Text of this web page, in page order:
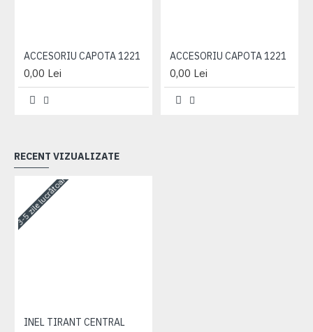
ACCESORIU CAPOTA 1221
0,00 Lei
ACCESORIU CAPOTA 1221
0,00 Lei
RECENT VIZUALIZATE
3-5 zile lucrătoare
INEL TIRANT CENTRAL